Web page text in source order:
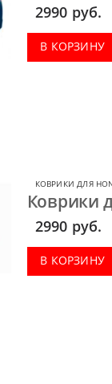
2990 руб.
В КОРЗИНУ
КОВРИКИ ДЛЯ
Коврики
2990 руб.
В КОРЗИНУ